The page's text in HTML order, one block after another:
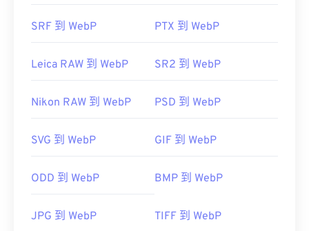
SRF 到 WebP PTX 到 WebP
Leica RAW 到 WebP SR2 到 WebP
Nikon RAW 到 WebP PSD 到 WebP
SVG 到 WebP GIF 到 WebP
ODD 到 WebP BMP 到 WebP
JPG 到 WebP TIFF 到 WebP